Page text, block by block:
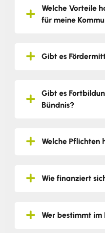
Welche Vorteile
für meine
Gibt es
Gibt es
Bündnis?
Welche
Wie finanziert
Wer bestimmt im